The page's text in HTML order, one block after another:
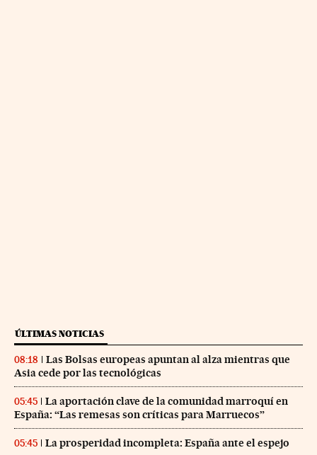
ÚLTIMAS NOTICIAS
08:18
Las Bolsas europeas apuntan al alza mientras que
Asia cede por las tecnológicas
05:45
La aportación clave de la comunidad marroquí en
España: “Las remesas son críticas para Marruecos”
05:45 La prosperidad incompleta: España ante el espejo